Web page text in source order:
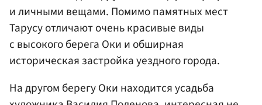
и личными вещами. Помимо памятных мест
Тарусу отличают очень красивые виды
с высокого берега Оки и обширная
историческая застройка уездного города.
На другом берегу Оки находится усадьба